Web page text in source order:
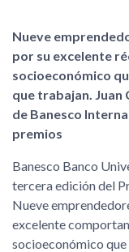
Nueve
por su excelente
socioeconómico
que trabajan.
de Banesco
premios
Banesco Banco
tercera edición del
Nueve
excelente
socioeconómico que